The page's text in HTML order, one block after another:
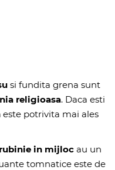
si fundita grena sunt
religioasa. Daca esti
este potrivita mai ales
in mijloc au un
tomnatice este de